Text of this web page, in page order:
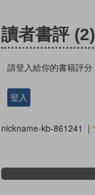
讀者書評 (2)
請登入給你的書籍評分
登入
nickname-kb-861241 |